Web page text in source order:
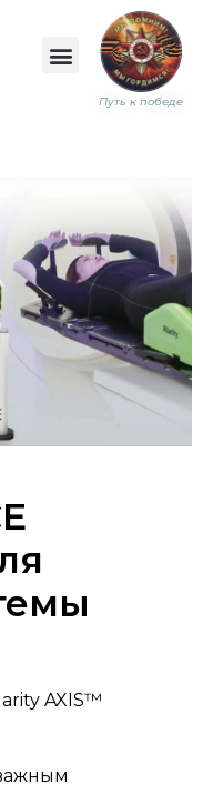
Путь к победе
AXIS™